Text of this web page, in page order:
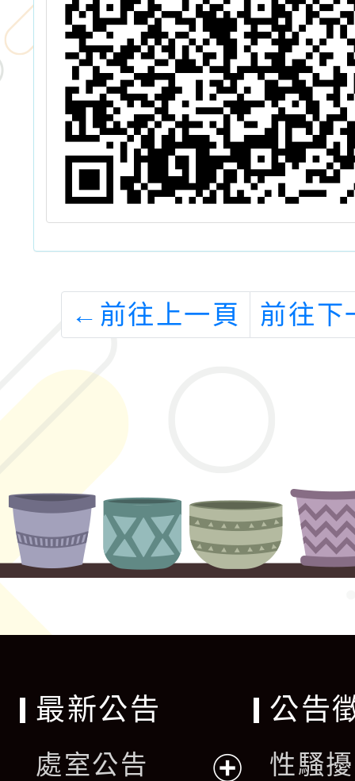
← 前往上一頁 前往下
最新公告
處室公告
公告
性騷